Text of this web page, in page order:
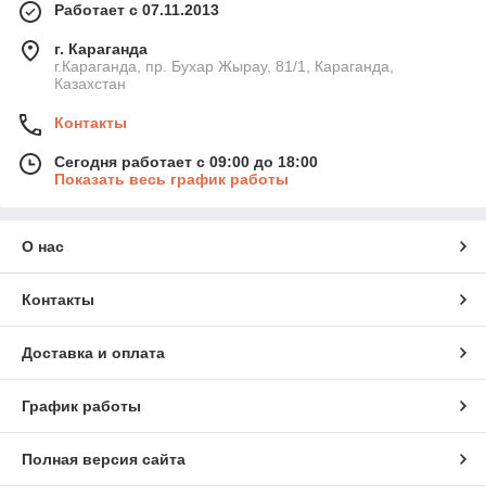
Работает с 07.11.2013
г. Караганда
г.Караганда, пр. Бухар Жырау, 81/1, Караганда,
Казахстан
Контакты
Сегодня работает с 09:00 до 18:00
Показать весь график работы
О нас
Контакты
Доставка и оплата
График работы
Полная версия сайта